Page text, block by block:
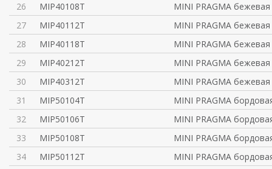
26
MIP40108T
MINI PRAGMA
27
MIP40112T
MINI PRAGMA
28
MIP40118T
MINI PRAGMA
29
MIP40212T
MINI PRAGMA
30
MIP40312T
MINI PRAGMA
31
MIP50104T
MINI PRAGMA
32
MIP50106T
MINI PRAGMA
33
MIP50108T
MINI PRAGMA
34
MIP50112T
MINI PRAGMA